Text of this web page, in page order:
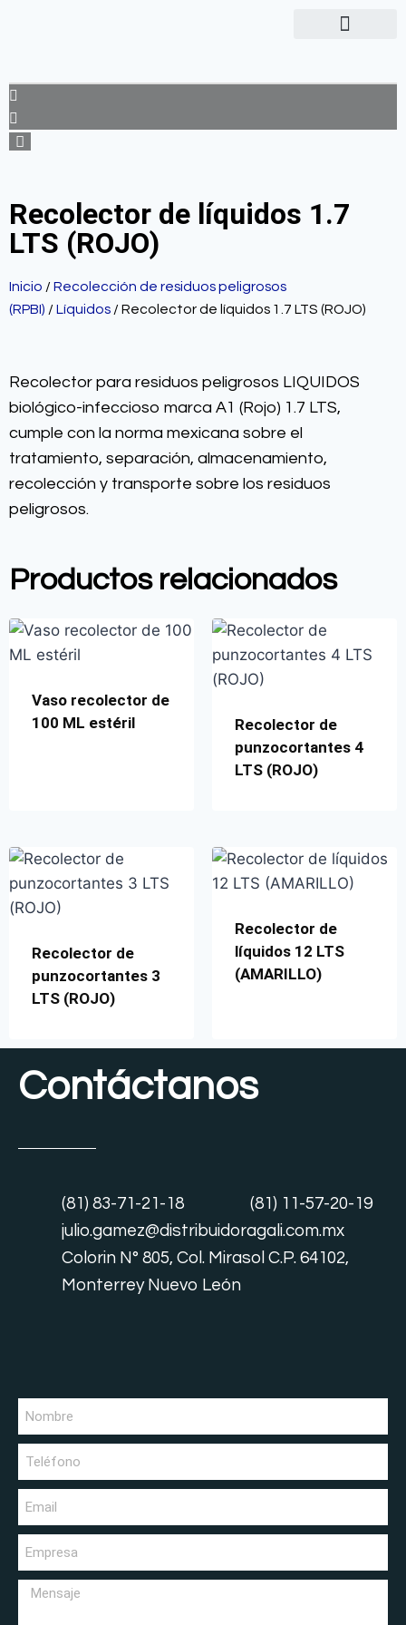
Recolector de líquidos 1.7
LTS (ROJO)
Inicio / Recolección de residuos peligrosos
(RPBI) / Líquidos / Recolector de líquidos 1.7 LTS (ROJO)
Recolector para residuos peligrosos LIQUIDOS
biológico-infeccioso marca A1 (Rojo) 1.7 LTS,
cumple con la norma mexicana sobre el
tratamiento, separación, almacenamiento,
recolección y transporte sobre los residuos
peligrosos.
Productos relacionados
Vaso recolector de
100 ML estéril
Recolector de
punzocortantes 4
LTS (ROJO)
Recolector de
punzocortantes 3
LTS (ROJO)
Recolector de
líquidos 12 LTS
(AMARILLO)
Contáctanos
(81) 83-71-21-18
(81) 11-57-20-19
julio.gamez@distribuidoragali.com.mx
Colorin N° 805, Col. Mirasol C.P. 64102,
Monterrey Nuevo León